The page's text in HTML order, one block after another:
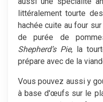
littéralement tourte
hachée cuite au four
de purée de
Shepherd’s Pie, la
prépare avec de la
Vous pouvez aussi y
à base d'œufs sur le